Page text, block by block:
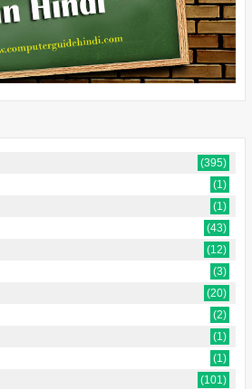
(395)
(1)
(1)
(43)
(12)
(3)
(20)
(2)
(1)
(1)
(101)